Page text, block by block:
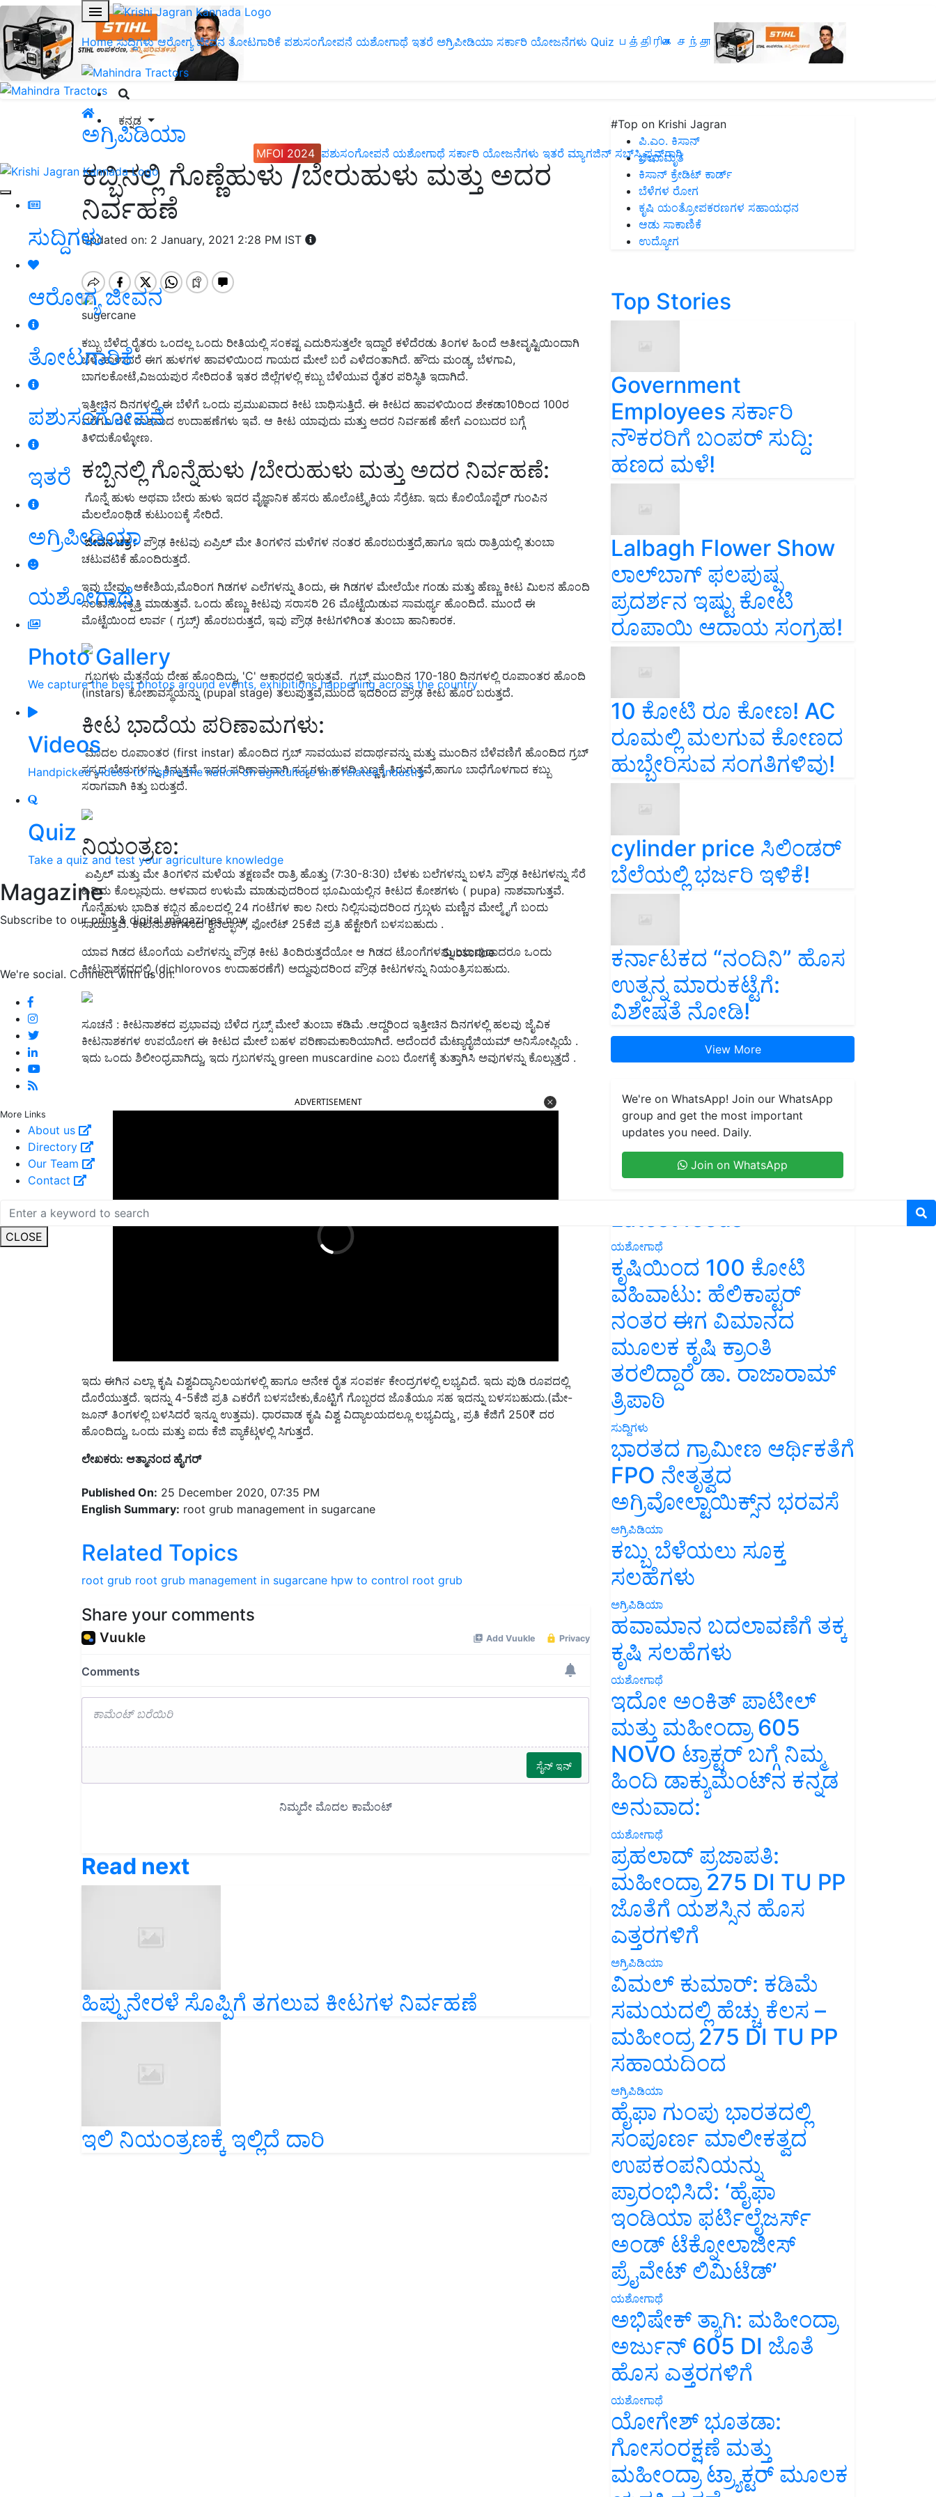
Home ಸುದ್ದಿಗಳು ಆರೋಗ್ಯ ಜೀವನ ತೋಟಗಾರಿಕೆ ಪಶುಸಂಗೋಪನೆ ಯಶೋಗಾಥೆ ಇತರೆ ಅಗ್ರಿಪೀಡಿಯಾ ಸರ್ಕಾರಿ ಯೋಜನೆಗಳು Quiz பத்திரிகை சந்தா
ಕನ್ನಡ
MFOI 2024 ಪಶುಸಂಗೋಪನೆ ಯಶೋಗಾಥೆ ಸರ್ಕಾರಿ ಯೋಜನೆಗಳು ಇತರೆ ಮ್ಯಾಗಜಿನ್‌ ಸಬ್‌ಸ್ಕ್ರಿಪ್ಷನ್‌ಗಾಗಿ
ಸುದ್ದಿಗಳು
ಆರೋಗ್ಯ ಜೀವನ
ತೋಟಗಾರಿಕೆ
ಪಶುಸಂಗೋಪನೆ
ಇತರೆ
ಅಗ್ರಿಪೀಡಿಯಾ
ಯಶೋಗಾಥೆ
Photo Gallery
We capture the best photos around events, exhibitions happening across the country
Videos
Handpicked videos to inspire the nation on agriculture and related industry
Quiz
Take a quiz and test your agriculture knowledge
Magazine
Subscribe to our print & digital magazines now
Subscribe
We're social. Connect with us on:
More Links
About us
Directory
Our Team
Contact
CLOSE
ಅಗ್ರಿಪಿಡಿಯಾ
ಕಬ್ಬಿನಲ್ಲಿ ಗೊಣ್ಣೆಹುಳು /ಬೇರುಹುಳು ಮತ್ತು ಅದರ
ನಿರ್ವಹಣೆ
Updated on: 2 January, 2021 2:28 PM IST
sugercane
ಕಬ್ಬು ಬೆಳೆದ ರೈತರು ಒಂದಲ್ಲ ಒಂದು ರೀತಿಯಲ್ಲಿ ಸಂಕಷ್ಟ ಎದುರಿಸುತ್ತಲೇ ಇದ್ದಾರೆ ಕಳೆದೆರಡು ತಿಂಗಳ ಹಿಂದೆ ಅತೀವೃಷ್ಟಿಯಿಂದಾಗಿ
ಬೆಳೆ ಹಾಳಾದರೆ ಈಗ ಹುಳಗಳ ಹಾವಳಿಯಿಂದ ಗಾಯದ ಮೇಲೆ ಬರೆ ಎಳೆದಂತಾಗಿದೆ. ಹೌದು ಮಂಡ್ಯ, ಬೆಳಗಾವಿ,
ಬಾಗಲಕೋಟೆ,ವಿಜಯಪುರ ಸೇರಿದಂತೆ ಇತರ ಜಿಲ್ಲೆಗಳಲ್ಲಿ ಕಬ್ಬು ಬೆಳೆಯುವ ರೈತರ ಪರಿಸ್ಥಿತಿ ಇದಾಗಿದೆ.
ಇತ್ತೀಚಿನ ದಿನಗಳಲ್ಲಿ ಈ ಬೆಳೆಗೆ ಒಂದು ಪ್ರಮುಖವಾದ ಕೀಟ ಬಾಧಿಸುತ್ತಿದೆ. ಈ ಕೀಟದ ಹಾವಳಿಯಿಂದ ಶೇಕಡಾ10ರಿಂದ 100ರ
ವರೆಗೂ ಬೆಳೆ ನಾಶವಾದ ಉದಾಹಣೆಗಳು ಇವೆ. ಆ ಕೀಟ ಯಾವುದು ಮತ್ತು ಅದರ ನಿರ್ವಹಣೆ ಹೇಗೆ ಎಂಬುದರ ಬಗ್ಗೆ
ತಿಳಿದುಕೊಳ್ಳೋಣ.
ಕಬ್ಬಿನಲ್ಲಿ ಗೊನ್ನೆಹುಳು /ಬೇರುಹುಳು ಮತ್ತು ಅದರ ನಿರ್ವಹಣೆ:
ಗೊನ್ನೆ ಹುಳು ಅಥವಾ ಬೇರು ಹುಳು ಇದರ ವೈಜ್ಞಾನಿಕ ಹೆಸರು ಹೊಲೊಟ್ರೈಕಿಯ ಸೆರ್ರೆಟಾ. ಇದು ಕೊಲಿಯೊಪ್ಟೆರ್ ಗುಂಪಿನ
ಮೆಲಲೊಂಥಿಡೆ ಕುಟುಂಬಕ್ಕೆ ಸೇರಿದೆ.
ಜೀವನ ಚಕ್ರ :‌ ಪ್ರೌಢ ಕೀಟವು ಏಪ್ರಿಲ್ ಮೇ ತಿಂಗಳಿನ ಮಳೆಗಳ ನಂತರ ಹೊರಬರುತ್ತದೆ,ಹಾಗೂ ಇದು ರಾತ್ರಿಯಲ್ಲಿ ತುಂಬಾ
ಚಟುವಟಿಕೆ ಹೊಂದಿರುತ್ತದೆ.
‌ಇವು ಬೇವು, ಅಕೇಶಿಯ,ಮೊರಿಂಗ ಗಿಡಗಳ ಎಲೆಗಳನ್ನು ತಿಂದು, ಈ ಗಿಡಗಳ ಮೇಲೆಯೇ ಗಂಡು ಮತ್ತು ಹೆಣ್ಣು ಕೀಟ ಮಿಲನ ಹೊಂದಿ
ಸಂತಾನೋತ್ಪತ್ತಿ ಮಾಡುತ್ತವೆ.‌ ಒಂದು ಹೆಣ್ಣು ಕೀಟವು ಸರಾಸರಿ 26 ಮೊಟ್ಟೆಯಿಡುವ ಸಾಮರ್ಥ್ಯ ಹೊಂದಿದೆ. ಮುಂದೆ ಈ
ಮೊಟ್ಟೆಯಿಂದ ಲಾರ್ವ ( ಗ್ರಬ್ಸ್) ಹೊರಬರುತ್ತದೆ, ಇವು ಪ್ರೌಢ ಕೀಟಗಳಿಗಿಂತ ತುಂಬಾ ಹಾನಿಕಾರಕ.
‌ ಗ್ರಬಗಳು ಮೆತ್ತನೆಯ ದೇಹ ಹೊಂದಿದ್ದು, 'C' ಆಕಾರದಲ್ಲಿ ಇರುತ್ತವೆ. ‌ ಗ್ರಬ್ಸ್ ಮುಂದಿನ 170-180 ದಿನಗಳಲ್ಲಿ ರೂಪಾಂತರ ಹೊಂದಿ
(instars) ಕೋಶಾವಸ್ಥೆಯನ್ನು (pupal stage) ತಲುಪುತ್ತವೆ,ಮುಂದೆ ಇದರಿಂದ ಪ್ರೌಢ ಕೀಟ ಹೊರ ಬರುತ್ತದೆ.
ಕೀಟ ಭಾದೆಯ ಪರಿಣಾಮಗಳು:
‌ ಮೊದಲ ರೂಪಾಂತರ (first instar) ಹೊಂದಿದ ಗ್ರಬ್ ಸಾವಯುವ ಪದಾರ್ಥವನ್ನು ಮತ್ತು ಮುಂದಿನ ಬೆಳೆವಣಿಗೆ ಹೊಂದಿದ ಗ್ರಬ್
ಸಸ್ಯದ ಬೇರುಗಳನ್ನು ತಿನ್ನುತ್ತವೆ. ‌ಇದರ ಪರಿಣಾಮವಾಗಿ ಸಸ್ಯಗಳು ಹಳದಿ ಬಣ್ಣಕ್ಕೆ ತಿರುಗುತ್ತವೆ,ಹಾಗೂ ಬಾಧೆಗೊಳಗಾದ ಕಬ್ಬು
ಸರಾಗವಾಗಿ ಕಿತ್ತು ಬರುತ್ತದೆ.
ನಿಯಂತ್ರಣ:
‌ ಏಪ್ರಿಲ್ ಮತ್ತು ಮೇ ತಿಂಗಳಿನ ಮಳೆಯ ತಕ್ಷಣವೇ ರಾತ್ರಿ ಹೊತ್ತು (7:30-8:30) ಬೆಳಕು ಬಲೆಗಳನ್ನು ಬಳಸಿ ಪ್ರೌಢ ಕೀಟಗಳನ್ನು ಸೆರೆ
ಹಿಡಿದು ಕೊಲ್ಲುವುದು. ಆಳವಾದ ಉಳುಮೆ ಮಾಡುವುದರಿಂದ ಭೂಮಿಯಲ್ಲಿನ ಕೀಟದ ಕೋಶಗಳು ( pupa) ನಾಶವಾಗುತ್ತವೆ. ‌
ಗೊನ್ನೆಹುಳು ಭಾದಿತ ಕಬ್ಬಿನ ಹೊಲದಲ್ಲಿ 24 ಗಂಟೆಗಳ ಕಾಲ ನೀರು ನಿಲ್ಲಿಸುವುದರಿಂದ ಗ್ರಬ್ಗಳು ಮಣ್ಣಿನ ಮೇಲ್ಮೈಗೆ ಬಂದು
ಸಾಯುತ್ತವೆ.‌ ಕೀಟನಾಶಕಗಳಾದ ಕ್ವಿನಲ್ಫಾಸ್, ಫೋರೆಟ್ 25ಕೆಜಿ ಪ್ರತಿ ಹೆಕ್ಟೇರಿಗೆ ಬಳಸಬಹುದು .
‌ಯಾವ ಗಿಡದ ಟೊಂಗೆಯ ಎಲೆಗಳನ್ನು ಪ್ರೌಢ ಕೀಟ ತಿಂದಿರುತ್ತದೆಯೋ ಆ ಗಿಡದ ಟೊಂಗೆಗಳನ್ನು ಯಾವುದಾದರೂ ಒಂದು
ಕೀಟನಾಶಕದದಲ್ಲಿ (dichlorovos ಉದಾಹರಣೆಗೆ) ಅದ್ದುವುದರಿಂದ ಪ್ರೌಢ ಕೀಟಗಳನ್ನು ನಿಯಂತ್ರಿಸಬಹುದು.
ಸೂಚನೆ : ಕೀಟನಾಶಕದ ಪ್ರಭಾವವು ಬೆಳೆದ ಗ್ರಬ್ಸ್ ಮೇಲೆ ತುಂಬಾ ಕಡಿಮೆ .ಆದ್ದರಿಂದ ಇತ್ತೀಚಿನ ದಿನಗಳಲ್ಲಿ ಹಲವು ಜೈವಿಕ
ಕೀಟನಾಶಕಗಳ ಉಪಯೋಗ ಈ ಕೀಟದ ಮೇಲೆ ಬಹಳ ಪರಿಣಾಮಕಾರಿಯಾಗಿದೆ. ಅದೆಂದರೆ ಮೆಟ್ಯಾರೈಜಿಯಮ್ ಅನಿಸೋಪ್ಲಿಯೆ .
ಇದು ಒಂದು ಶಿಲೀಂಧ್ರವಾಗಿದ್ದು, ಇದು ಗ್ರಬಗಳನ್ನು green muscardine ಎಂಬ ರೋಗಕ್ಕೆ ತುತ್ತಾಗಿಸಿ ಅವುಗಳನ್ನು ಕೊಲ್ಲುತ್ತದೆ .
ಇದು ಈಗಿನ ಎಲ್ಲಾ ಕೃಷಿ ವಿಶ್ವವಿದ್ಯಾನಿಲಯಗಳಲ್ಲಿ ಹಾಗೂ ಅನೇಕ ರೈತ ಸಂಪರ್ಕ ಕೇಂದ್ರಗಳಲ್ಲಿ ಲಭ್ಯವಿದೆ. ಇದು ಪುಡಿ ರೂಪದಲ್ಲಿ
ದೊರೆಯುತ್ತದೆ. ಇದನ್ನು 4-5ಕೆಜಿ ಪ್ರತಿ ಎಕರೆಗೆ ಬಳಸಬೇಕು,ಕೊಟ್ಟಿಗೆ ಗೊಬ್ಬರದ ಜೊತೆಯೂ ಸಹ ಇದನ್ನು ಬಳಸಬಹುದು.(ಮೇ-
ಜೂನ್ ತಿಂಗಳಲ್ಲಿ ಬಳಸಿದರೆ ಇನ್ನೂ ಉತ್ತಮ). ಧಾರವಾಡ ಕೃಷಿ ವಿಶ್ವ ವಿದ್ಯಾಲಯದಲ್ಲೂ ಲಭ್ಯವಿದ್ದು , ಪ್ರತಿ ಕೆಜಿಗೆ 250₹ ದರ
ಹೊಂದಿದ್ದು, ಒಂದು ಮತ್ತು ಐದು ಕೆಜಿ ಪ್ಯಾಕೆಟ್ಗಳಲ್ಲಿ ಸಿಗುತ್ತದೆ.
:ಆತ್ಮಾನಂದ ಹೈಗರ್
English Summary:root grub management in sugarcane
root grub root grub management in sugarcane
ಹಿಪ್ಪುನೇರಳೆ ಸೊಪ್ಪಿಗೆ ತಗಲುವ ಕೀಟಗಳ ನಿರ್ವಹಣೆ
ಇಲಿ ನಿಯಂತ್ರಣಕ್ಕೆ ಇಲ್ಲಿದೆ ದಾರಿ
#Top on Krishi Jagran
ಪಿ.ಎಂ. ಕಿಸಾನ್
ಜೀವಾಮೃತ
ಕಿಸಾನ್ ಕ್ರೇಡಿಟ್ ಕಾರ್ಡ್
ಬೆಳೆಗಳ ರೋಗ
ಕೃಷಿ ಯಂತ್ರೋಪಕರಣಗಳ ಸಹಾಯಧನ
ಆಡು ಸಾಕಾಣಿಕೆ
ಉದ್ಯೋಗ
Top Stories
Government
Employees ಸರ್ಕಾರಿ
ನೌಕರರಿಗೆ ಬಂಪರ್‌ ಸುದ್ದಿ:
ಹಣದ ಮಳೆ!
Lalbagh Flower Show
ಲಾಲ್‌ಬಾಗ್ ಫಲಪುಷ್ಪ
ಪ್ರದರ್ಶನ ಇಷ್ಟು ಕೋಟಿ
ರೂಪಾಯಿ ಆದಾಯ ಸಂಗ್ರಹ!
10 ಕೋಟಿ ರೂ ಕೋಣ! AC
ರೂಮಲ್ಲಿ ಮಲಗುವ ಕೋಣದ
ಹುಬ್ಬೇರಿಸುವ ಸಂಗತಿಗಳಿವು!
cylinder price ಸಿಲಿಂಡರ್‌
ಬೆಲೆಯಲ್ಲಿ ಭರ್ಜರಿ ಇಳಿಕೆ!
ಕರ್ನಾಟಕದ “ನಂದಿನಿ” ಹೊಸ
ಉತ್ಪನ್ನ ಮಾರುಕಟ್ಟೆಗೆ:
ವಿಶೇಷತೆ ನೋಡಿ!
View More
We're on WhatsApp! Join our WhatsApp
group and get the most important
updates you need. Daily.
Join on WhatsApp
Latest feeds
ಯಶೋಗಾಥೆ
ಕೃಷಿಯಿಂದ 100 ಕೋಟಿ
ವಹಿವಾಟು: ಹೆಲಿಕಾಪ್ಟರ್
ನಂತರ ಈಗ ವಿಮಾನದ
ಮೂಲಕ ಕೃಷಿ ಕ್ರಾಂತಿ
ತರಲಿದ್ದಾರೆ ಡಾ. ರಾಜಾರಾಮ್
ತ್ರಿಪಾಠಿ
ಸುದ್ದಿಗಳು
ಭಾರತದ ಗ್ರಾಮೀಣ ಆರ್ಥಿಕತೆಗೆ
FPO ನೇತೃತ್ವದ
ಅಗ್ರಿವೋಲ್ಟಾಯಿಕ್ಸ್‌ನ ಭರವಸೆ
ಅಗ್ರಿಪಿಡಿಯಾ
ಕಬ್ಬು ಬೆಳೆಯಲು ಸೂಕ್ತ
ಸಲಹೆಗಳು
ಅಗ್ರಿಪಿಡಿಯಾ
ಹವಾಮಾನ ಬದಲಾವಣೆಗೆ ತಕ್ಕ
ಕೃಷಿ ಸಲಹೆಗಳು
ಯಶೋಗಾಥೆ
ಇದೋ ಅಂಕಿತ್ ಪಾಟೀಲ್
ಮತ್ತು ಮಹೀಂದ್ರಾ 605
NOVO ಟ್ರಾಕ್ಟರ್ ಬಗ್ಗೆ ನಿಮ್ಮ
ಹಿಂದಿ ಡಾಕ್ಯುಮೆಂಟ್‌ನ ಕನ್ನಡ
ಅನುವಾದ:
ಯಶೋಗಾಥೆ
ಪ್ರಹಲಾದ್ ಪ್ರಜಾಪತಿ:
ಮಹೀಂದ್ರಾ 275 DI TU PP
ಜೊತೆಗೆ ಯಶಸ್ಸಿನ ಹೊಸ
ಎತ್ತರಗಳಿಗೆ
ಅಗ್ರಿಪಿಡಿಯಾ
ವಿಮಲ್ ಕುಮಾರ್: ಕಡಿಮೆ
ಸಮಯದಲ್ಲಿ ಹೆಚ್ಚು ಕೆಲಸ –
ಮಹೀಂದ್ರ 275 DI TU PP
ಸಹಾಯದಿಂದ
ಅಗ್ರಿಪಿಡಿಯಾ
ಹೈಫಾ ಗುಂಪು ಭಾರತದಲ್ಲಿ
ಸಂಪೂರ್ಣ ಮಾಲೀಕತ್ವದ
ಉಪಕಂಪನಿಯನ್ನು
ಪ್ರಾರಂಭಿಸಿದೆ: ‘ಹೈಫಾ
ಇಂಡಿಯಾ ಫರ್ಟಿಲೈಜರ್ಸ್
ಅಂಡ್ ಟೆಕ್ನೋಲಾಜೀಸ್
ಪ್ರೈವೇಟ್ ಲಿಮಿಟೆಡ್’
ಯಶೋಗಾಥೆ
ಅಭಿಷೇಕ್ ತ್ಯಾಗಿ: ಮಹೀಂದ್ರಾ
ಅರ್ಜುನ್ 605 DI ಜೊತೆ
ಹೊಸ ಎತ್ತರಗಳಿಗೆ
ಯಶೋಗಾಥೆ
ಯೋಗೇಶ್ ಭೂತಡಾ:
ಗೋಸಂರಕ್ಷಣೆ ಮತ್ತು
ಮಹೀಂದ್ರಾ ಟ್ರ್ಯಾಕ್ಟರ್ ಮೂಲಕ